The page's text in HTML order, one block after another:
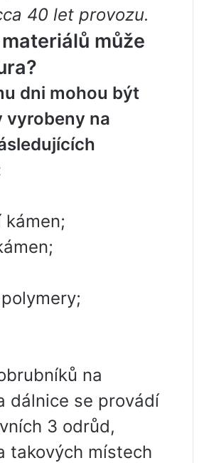
40 let provozu.
může
dni mohou být
vyrobeny na
kámen;
na
dálnice se provádí
3 odrůd,
takových místech